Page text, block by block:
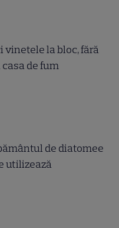
vinetele la bloc, fără
de fum
de diatomee
utilizează